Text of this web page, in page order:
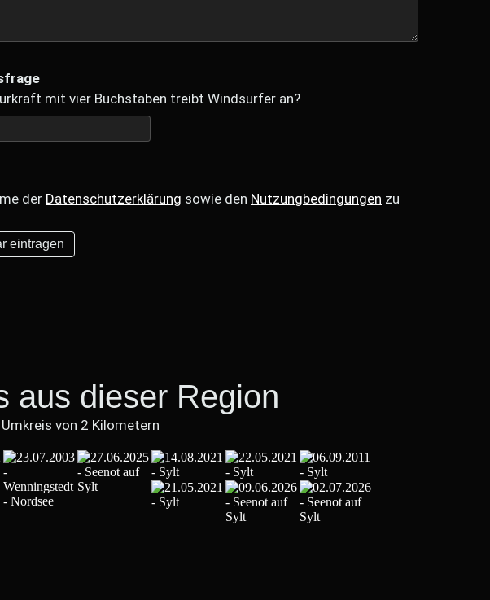
mit vier Buchstaben treibt Windsurfer an?
der Datenschutzerklärung sowie den Nutzungbedingungen zu
aus dieser Region
von 2 Kilometern